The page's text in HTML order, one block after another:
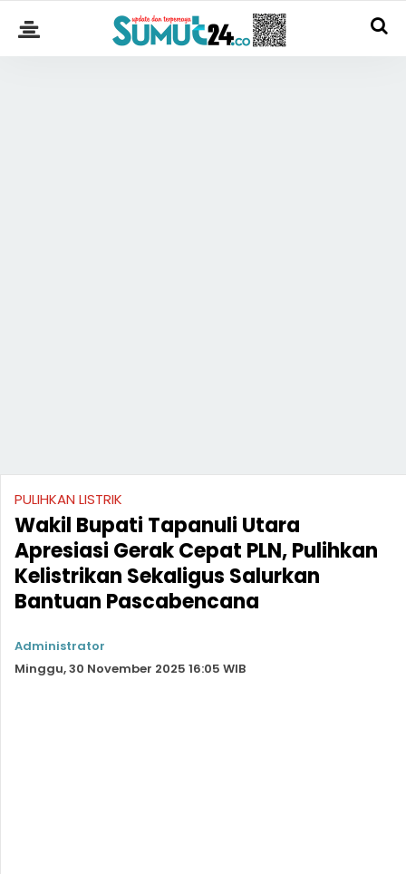
PULIHKAN LISTRIK
Wakil Bupati Tapanuli Utara
Apresiasi Gerak Cepat PLN, Pulihkan
Kelistrikan Sekaligus Salurkan
Bantuan Pascabencana
Administrator
Minggu, 30 November 2025 16:05 WIB